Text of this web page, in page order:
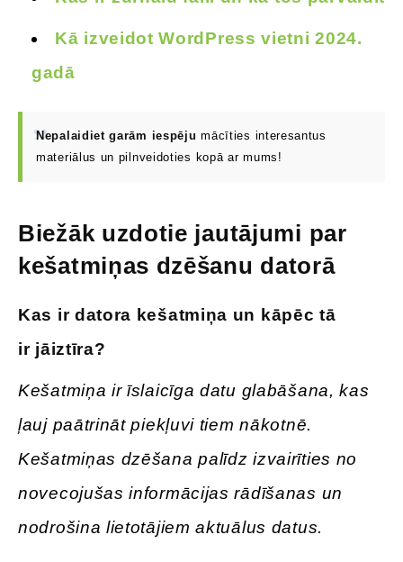
Kā izveidot WordPress vietni 2024.
gadā
Nepalaidiet garām iespēju mācīties interesantus
materiālus un pilnveidoties kopā ar mums!
Biežāk uzdotie jautājumi par
kešatmiņas dzēšanu datorā
Kas ir datora kešatmiņa un kāpēc tā
ir jāiztīra?
Kešatmiņa ir īslaicīga datu glabāšana, kas
ļauj paātrināt piekļuvi tiem nākotnē.
Kešatmiņas dzēšana palīdz izvairīties no
novecojušas informācijas rādīšanas un
nodrošina lietotājiem aktuālus datus.